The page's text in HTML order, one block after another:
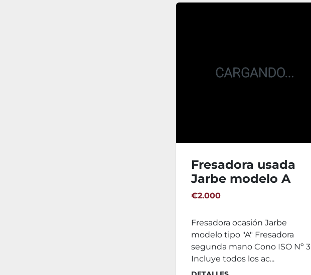
Fresadora usada
Jarbe modelo A
€2.000
Fresadora ocasión Jarbe
modelo tipo "A" Fresadora
segunda mano Cono ISO Nº 3
Incluye todos los ac...